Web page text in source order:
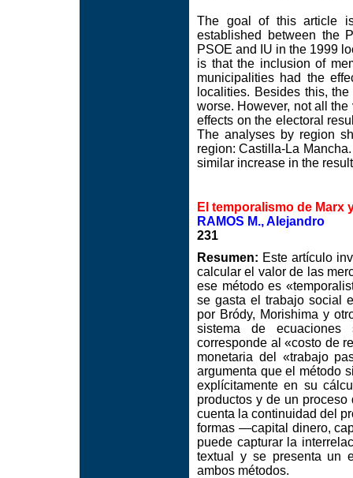
The goal of this article
established between the
PSOE and IU in the 1999
is that the inclusion of
municipalities had the
localities. Besides this,
worse. However, not all
effects on the electoral
The analyses by region
region: Castilla-La
similar increase in the
El temporalismo de Marx
RAMOS M., Alejandro
231
Resumen: Este artículo
calcular el valor de las
ese método es
se gasta el trabajo social
por Bródy, Morishima y
sistema de ecuaciones
corresponde al «costo de
monetaria del «trabajo
argumenta que el método
explícitamente en su
productos y de un
cuenta la continuidad del
formas —capital dinero,
puede capturar la
textual y se presenta un
ambos métodos.